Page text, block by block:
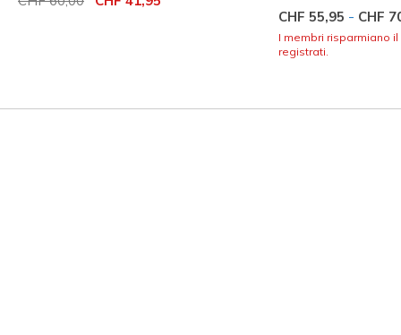
CHF 55,95 - CHF
I membri risparmiano
registrati.